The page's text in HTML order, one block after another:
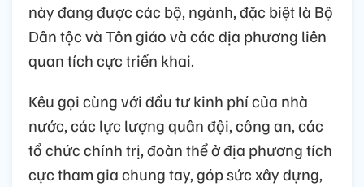
này đang được các bộ, ngành, đặc biệt là Bộ
Dân tộc và Tôn giáo và các địa phương liên
quan tích cực triển khai.
Kêu gọi cùng với đầu tư kinh phí của nhà
nước, các lực lượng quân đội, công an, các
tổ chức chính trị, đoàn thể ở địa phương tích
cực tham gia chung tay, góp sức xây dựng,